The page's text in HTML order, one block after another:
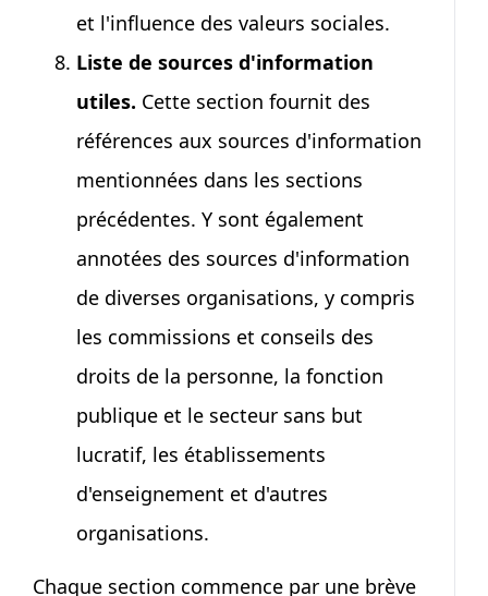
et l'influence des valeurs sociales.
Liste de sources d'information
utiles. Cette section fournit des
références aux sources d'information
mentionnées dans les sections
précédentes. Y sont également
annotées des sources d'information
de diverses organisations, y compris
les commissions et conseils des
droits de la personne, la fonction
publique et le secteur sans but
lucratif, les établissements
d'enseignement et d'autres
organisations.
Chaque section commence par une brève